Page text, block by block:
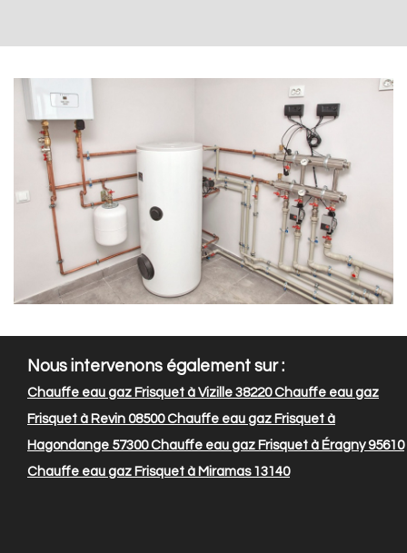
Nous intervenons également sur :
Chauffe eau gaz Frisquet à Vizille 38220Chauffe eau gaz
Frisquet à Revin 08500Chauffe eau gaz Frisquet à
Hagondange 57300Chauffe eau gaz Frisquet à Éragny 95610
Chauffe eau gaz Frisquet à Miramas 13140